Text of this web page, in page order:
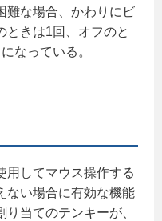
難な場合、かわりにビ
ときは1回、オフのと
なっている。
用してマウス操作する
ない場合に有効な機能
当てのテンキーが、